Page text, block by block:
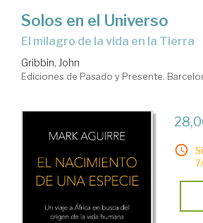
Solos en el Universo
el milagro de la vida en la Tierra
Gribbin, John
Ediciones de Pasado y Presente.